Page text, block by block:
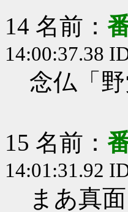
14 名前：
14:00:37.38
念仏「野
15 名前：
14:01:31.92
まあ真